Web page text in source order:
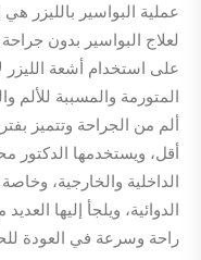
عملية البواسير بالليزر
لعلاج البواسير بدون جراحة
على استخدام أشعة الليزر
المتورمة والمسببة للألم
ألم من الجراحة وتتميز
أقل، ويستخدمها الدكتور
الداخلية والخارجية،
الدوائية، ويلجأ إليها
راحة وسرعة في العودة